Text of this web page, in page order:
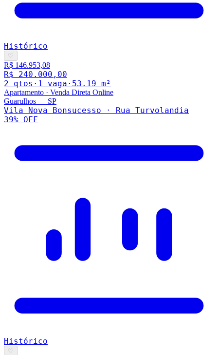
Histórico
♡
R$ 146.953,08
R$ 240.000,00
2 qtos · 1 vaga · 53.19 m²
Apartamento · Venda Direta Online
Guarulhos — SP
Vila Nova Bonsucesso · Rua Turvolandia
39% OFF
Histórico
♡